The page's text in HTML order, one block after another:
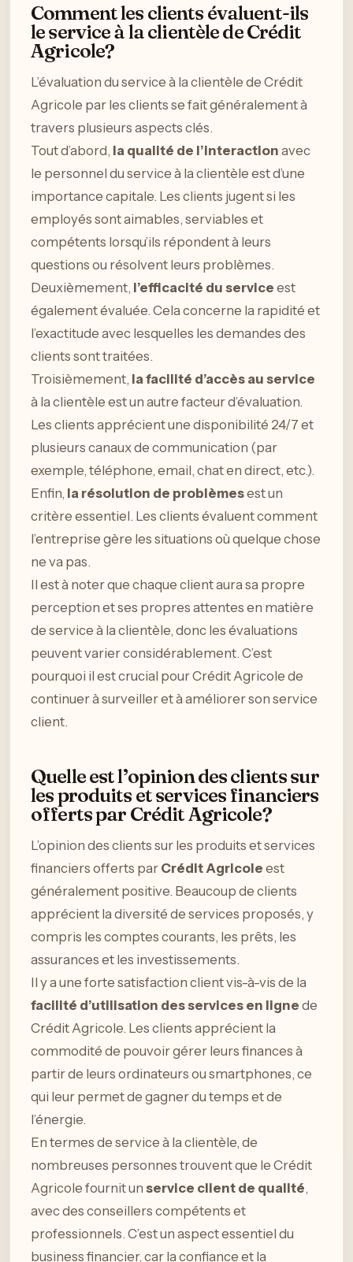
Comment les clients évaluent-ils
le service à la clientèle de Crédit
Agricole?
L’évaluation du service à la clientèle de Crédit
Agricole par les clients se fait généralement à
travers plusieurs aspects clés.
Tout d’abord, la qualité de l’interaction avec
le personnel du service à la clientèle est d’une
importance capitale. Les clients jugent si les
employés sont aimables, serviables et
compétents lorsqu’ils répondent à leurs
questions ou résolvent leurs problèmes.
Deuxièmement, l’efficacité du service est
également évaluée. Cela concerne la rapidité et
l’exactitude avec lesquelles les demandes des
clients sont traitées.
Troisièmement, la facilité d’accès au service
à la clientèle est un autre facteur d’évaluation.
Les clients apprécient une disponibilité 24/7 et
plusieurs canaux de communication (par
exemple, téléphone, email, chat en direct, etc.).
Enfin, la résolution de problèmesest un
critère essentiel. Les clients évaluent comment
l’entreprise gère les situations où quelque chose
ne va pas.
Il est à noter que chaque client aura sa propre
perception et ses propres attentes en matière
de service à la clientèle, donc les évaluations
peuvent varier considérablement. C’est
pourquoi il est crucial pour Crédit Agricole de
continuer à surveiller et à améliorer son service
client.
Quelle est l’opinion des clients sur
les produits et services financiers
offerts par Crédit Agricole?
L’opinion des clients sur les produits et services
financiers offerts par Crédit Agricole est
généralement positive. Beaucoup de clients
apprécient la diversité de services proposés, y
compris les comptes courants, les prêts, les
assurances et les investissements.
Il y a une forte satisfaction client vis-à-vis de la
facilité d’utilisation des services en ligne de
Crédit Agricole. Les clients apprécient la
commodité de pouvoir gérer leurs finances à
partir de leurs ordinateurs ou smartphones, ce
qui leur permet de gagner du temps et de
l’énergie.
En termes de service à la clientèle, de
nombreuses personnes trouvent que le Crédit
Agricole fournit un service client de qualité,
avec des conseillers compétents et
professionnels. C’est un aspect essentiel du
business financier, car la confiance et la